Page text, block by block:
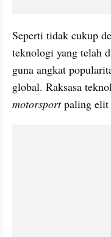
Seperti tidak cukup
teknologi yang telah
guna angkat
motorsport paling elit